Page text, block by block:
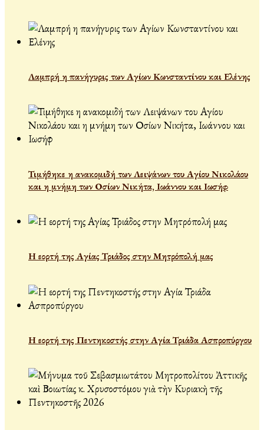
Λαμπρή η πανήγυρις των Αγίων Κωνσταντίνου και Ελένης
Τιμήθηκε η ανακομιδή των Λειψάνων του Αγίου Νικολάου
και η μνήμη των Οσίων Νικήτα, Ιωάννου και Ιωσήφ
Η εορτή της Αγίας Τριάδος στην Μητρόπολή μας
Η εορτή της Πεντηκοστής στην Αγία Τριάδα Ασπροπύργου